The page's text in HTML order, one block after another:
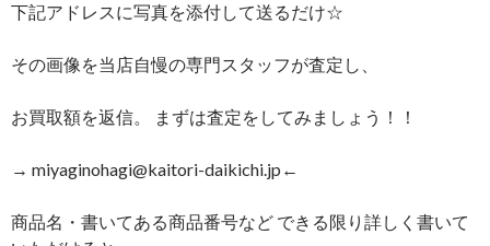
下記アドレスに写真を添付して送るだけ☆
その画像を当店自慢の専門スタッフが査定し、
お買取額を返信。 まずは査定をしてみましょう！！
→ miyaginohagi@kaitori-daikichi.jp←
商品名・書いてある商品番号など できる限り詳しく書いて